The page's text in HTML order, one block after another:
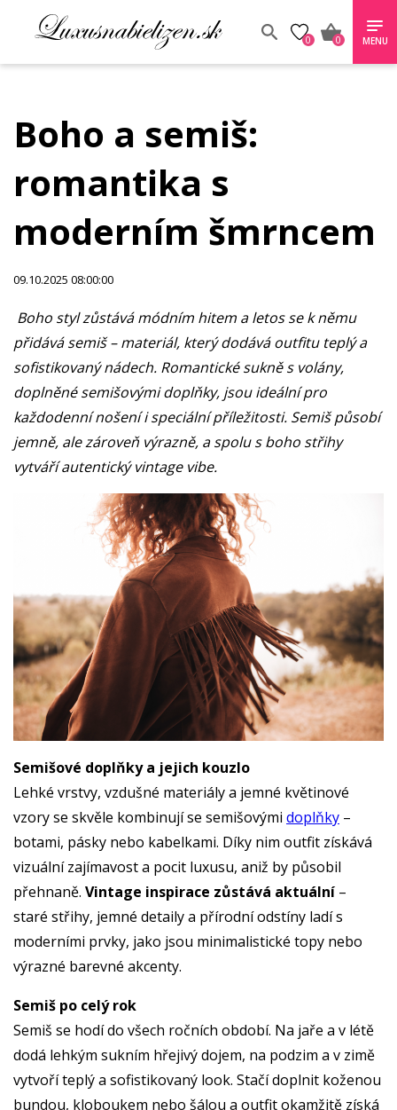
0 0 MENU
Boho a semiš:
romantika s
moderním šmrncem
09.10.2025 08:00:00
Boho styl zůstává módním hitem a letos se k němu
přidává semiš – materiál, který dodává outfitu teplý a
sofistikovaný nádech. Romantické sukně s volány,
doplněné semišovými doplňky, jsou ideální pro
každodenní nošení i speciální příležitosti. Semiš působí
jemně, ale zároveň výrazně, a spolu s boho střihy
vytváří autentický vintage vibe.
Semišové doplňky a jejich kouzlo
Lehké vrstvy, vzdušné materiály a jemné květinové
vzory se skvěle kombinují se semišovými doplňky –
botami, pásky nebo kabelkami. Díky nim outfit získává
vizuální zajímavost a pocit luxusu, aniž by působil
přehnaně. Vintage inspirace zůstává aktuální –
staré střihy, jemné detaily a přírodní odstíny ladí s
moderními prvky, jako jsou minimalistické topy nebo
výrazné barevné akcenty.
Semiš po celý rok
Semiš se hodí do všech ročních období. Na jaře a v létě
dodá lehkým sukním hřejivý dojem, na podzim a v zimě
vytvoří teplý a sofistikovaný look. Stačí doplnit koženou
bundou, kloboukem nebo šálou a outfit okamžitě získá